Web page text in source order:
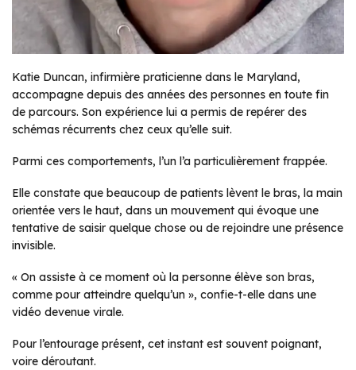
Katie Duncan, infirmière praticienne dans le Maryland,
accompagne depuis des années des personnes en toute fin
de parcours. Son expérience lui a permis de repérer des
schémas récurrents chez ceux qu’elle suit.
Parmi ces comportements, l’un l’a particulièrement frappée.
Elle constate que beaucoup de patients lèvent le bras, la main
orientée vers le haut, dans un mouvement qui évoque une
tentative de saisir quelque chose ou de rejoindre une présence
invisible.
« On assiste à ce moment où la personne élève son bras,
comme pour atteindre quelqu’un », confie-t-elle dans une
vidéo devenue virale.
Pour l’entourage présent, cet instant est souvent poignant,
voire déroutant.